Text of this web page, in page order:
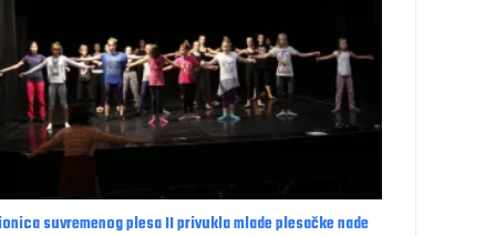
suvremenog plesa II privukla mlade plesačke nade